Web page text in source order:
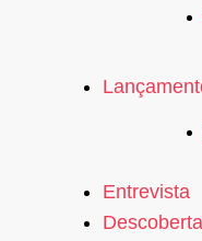
Entrevista